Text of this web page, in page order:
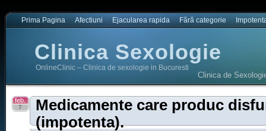
Prima Pagina Afectiuni Ejacularea rapida Fără categorie
Clinica Sexologie
OnlineClinic – Clinica de sexologie in Bucuresti
Clinica de
Medicamente care produc
(impotenta).
feb.
7